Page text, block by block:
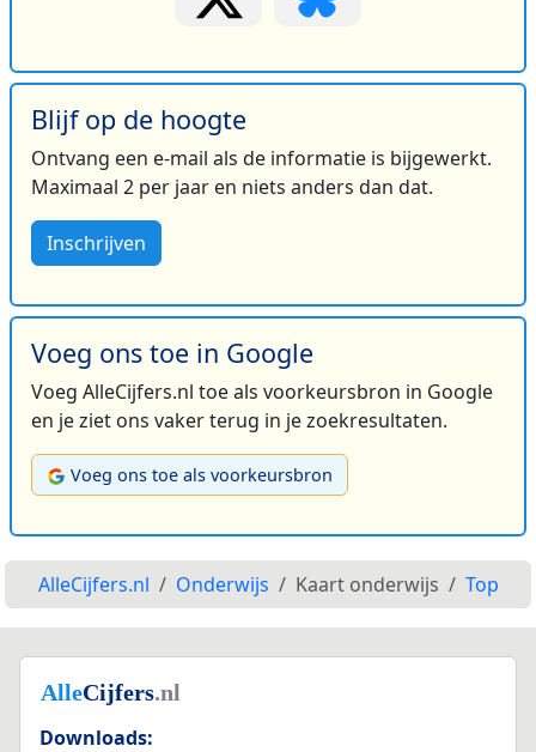
Blijf op de hoogte
Ontvang een e-mail als de informatie is bijgewerkt.
Maximaal 2 per jaar en niets anders dan dat.
Inschrijven
Voeg ons toe in Google
Voeg AlleCijfers.nl toe als voorkeursbron in Google
en je ziet ons vaker terug in je zoekresultaten.
Voeg ons toe als voorkeursbron
AlleCijfers.nl Onderwijs Kaart onderwijs Top
Downloads: